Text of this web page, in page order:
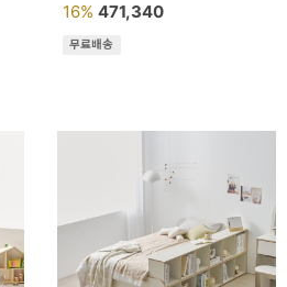
16% 471,340
무료배송